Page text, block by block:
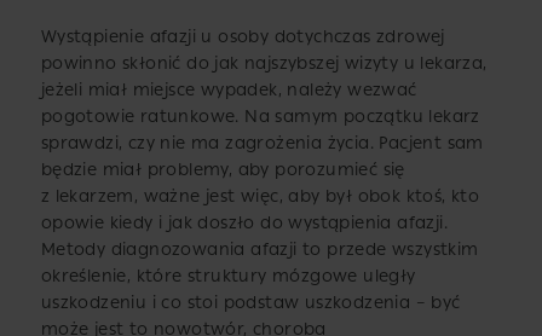
Wystąpienie afazji u osoby dotychczas zdrowej
powinno skłonić do jak najszybszej wizyty u lekarza,
jeżeli miał miejsce wypadek, należy wezwać
pogotowie ratunkowe. Na samym początku lekarz
sprawdzi, czy nie ma zagrożenia życia. Pacjent sam
będzie miał problemy, aby porozumieć się
z lekarzem, ważne jest więc, aby był obok ktoś, kto
opowie kiedy i jak doszło do wystąpienia afazji.
Metody diagnozowania afazji to przede wszystkim
określenie, które struktury mózgowe uległy
uszkodzeniu i co stoi podstaw uszkodzenia – być
może jest to nowotwór, choroba